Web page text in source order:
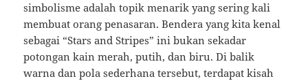
simbolisme adalah topik menarik yang sering kali
membuat orang penasaran. Bendera yang kita kenal
sebagai “Stars and Stripes” ini bukan sekadar
potongan kain merah, putih, dan biru. Di balik
warna dan pola sederhana tersebut, terdapat kisah